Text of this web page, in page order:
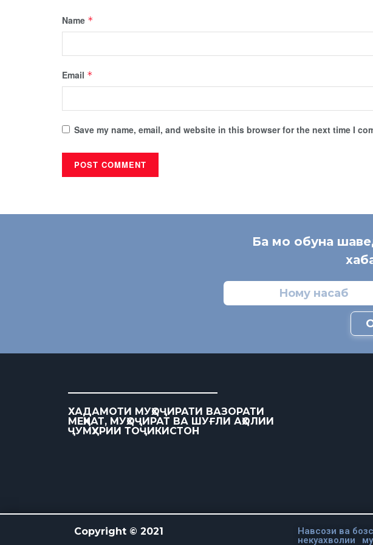
Name *
Email *
Save my name, email, and website in this browser for the next time I
Ба мо обуна
ХАДАМОТИ МУҲОҶИРАТИ ВАЗОРАТИ
МЕҲНАТ, МУҲОҶИРАТ ВА ШУҒЛИ АҲОЛИИ
ҶУМҲУРИИ ТОҶИКИСТОН
Copyright © 2021
Навсози ва
некуахволии